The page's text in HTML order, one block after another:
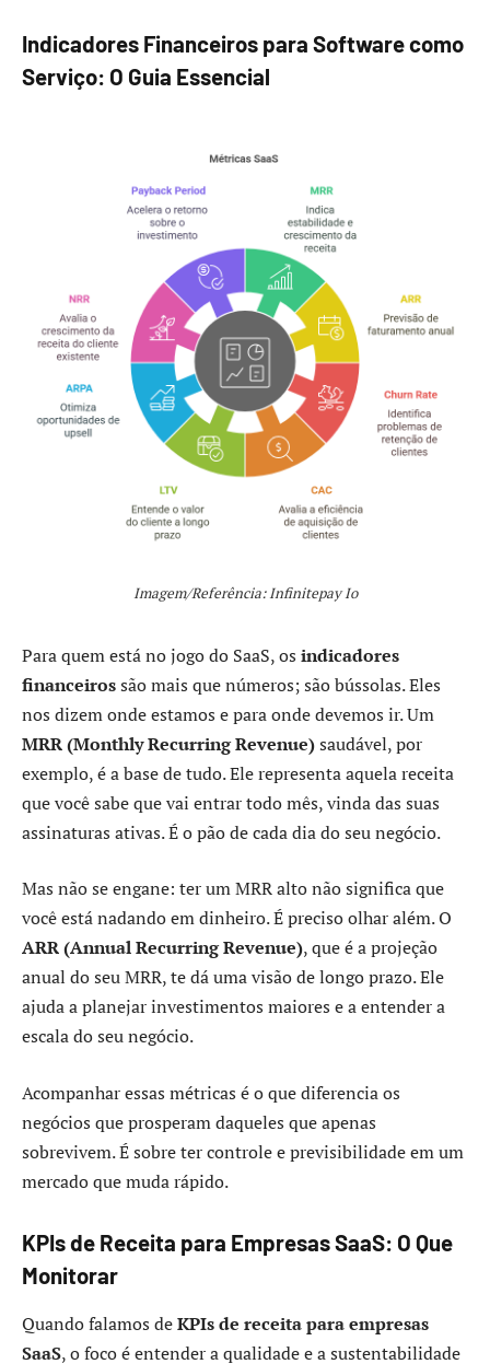
Indicadores Financeiros para Software como
Serviço: O Guia Essencial
Imagem/Referência: Infinitepay Io
Para quem está no jogo do SaaS, os indicadores
financeirossão mais que números; são bússolas. Eles
nos dizem onde estamos e para onde devemos ir. Um
MRR (Monthly Recurring Revenue)saudável, por
exemplo, é a base de tudo. Ele representa aquela receita
que você sabe que vai entrar todo mês, vinda das suas
assinaturas ativas. É o pão de cada dia do seu negócio.
Mas não se engane: ter um MRR alto não significa que
você está nadando em dinheiro. É preciso olhar além. O
ARR (Annual Recurring Revenue), que é a projeção
anual do seu MRR, te dá uma visão de longo prazo. Ele
ajuda a planejar investimentos maiores e a entender a
escala do seu negócio.
Acompanhar essas métricas é o que diferencia os
negócios que prosperam daqueles que apenas
sobrevivem. É sobre ter controle e previsibilidade em um
mercado que muda rápido.
KPIs de Receita para Empresas SaaS: O Que
Monitorar
Quando falamos deKPIs de receita para empresas
SaaS, o foco é entender a qualidade e a sustentabilidade